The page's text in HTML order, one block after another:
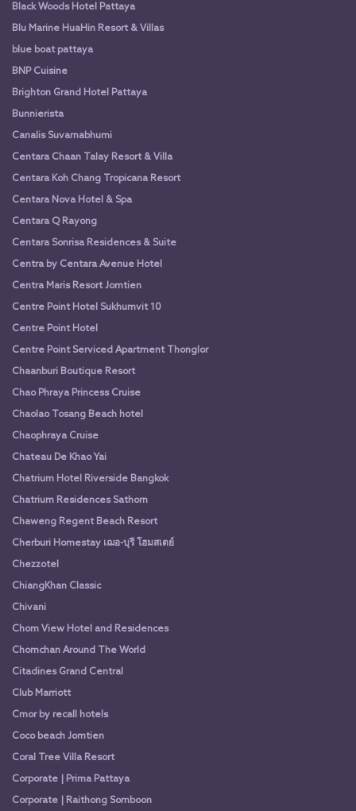
Black Woods Hotel Pattaya
Blu Marine HuaHin Resort & Villas
blue boat pattaya
BNP Cuisine
Brighton Grand Hotel Pattaya
Bunnierista
Canalis Suvarnabhumi
Centara Chaan Talay Resort & Villa
Centara Koh Chang Tropicana Resort
Centara Nova Hotel & Spa
Centara Q Rayong
Centara Sonrisa Residences & Suite
Centra by Centara Avenue Hotel
Centra Maris Resort Jomtien
Centre Point Hotel Sukhumvit 10
Centre Point Hotel
Centre Point Serviced Apartment Thonglor
Chaanburi Boutique Resort
Chao Phraya Princess Cruise
Chaolao Tosang Beach hotel
Chaophraya Cruise
Chateau De Khao Yai
Chatrium Hotel Riverside Bangkok
Chatrium Residences Sathorn
Chaweng Regent Beach Resort
Cherburi Homestay เฌอ-บุรี โฮมสเตย์
Chezzotel
ChiangKhan Classic
Chivani
Chom View Hotel and Residences
Chomchan Around The World
Citadines Grand Central
Club Marriott
Cmor by recall hotels
Coco beach Jomtien
Coral Tree Villa Resort
Corporate | Prima Pattaya
Corporate | Raithong Somboon